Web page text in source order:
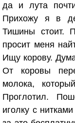
да и лута
Прихожу я в
Тишины стоит.
просит меня
Ищу корову.
От коровы
молока,
Проглотил.
иголку с